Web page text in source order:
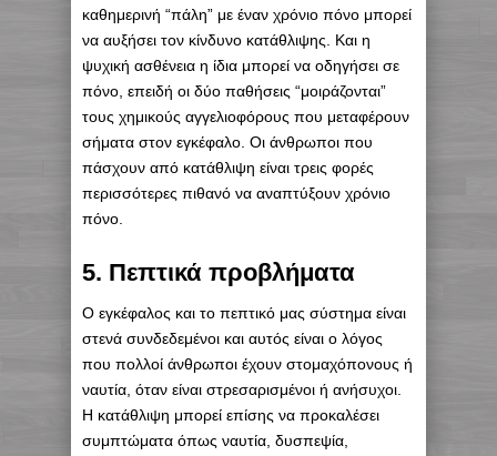
καθημερινή “πάλη” με έναν χρόνιο πόνο μπορεί
να αυξήσει τον κίνδυνο κατάθλιψης. Και η
ψυχική ασθένεια η ίδια μπορεί να οδηγήσει σε
πόνο, επειδή οι δύο παθήσεις “μοιράζονται”
τους χημικούς αγγελιοφόρους που μεταφέρουν
σήματα στον εγκέφαλο. Οι άνθρωποι που
πάσχουν από κατάθλιψη είναι τρεις φορές
περισσότερες πιθανό να αναπτύξουν χρόνιο
πόνο.
5. Πεπτικά προβλήματα
Ο εγκέφαλος και το πεπτικό μας σύστημα είναι
στενά συνδεδεμένοι και αυτός είναι ο λόγος
που πολλοί άνθρωποι έχουν στομαχόπονους ή
ναυτία, όταν είναι στρεσαρισμένοι ή ανήσυχοι.
Η κατάθλιψη μπορεί επίσης να προκαλέσει
συμπτώματα όπως ναυτία, δυσπεψία,